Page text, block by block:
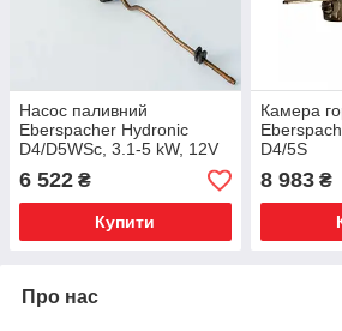
Насос паливний
Eberspacher Hydronic
D4/D5WSc, 3.1-5 kW, 12V
6 522 ₴
Купити
Камера
D4/5S
8 983₴
Про нас